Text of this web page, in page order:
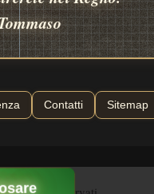
Contatti Sitemap